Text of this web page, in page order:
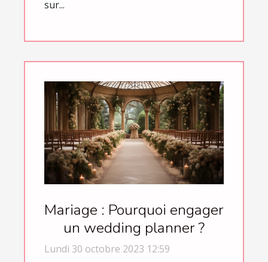
sur...
Mariage : Pourquoi engager
un wedding planner ?
Lundi 30 octobre 2023 12:59